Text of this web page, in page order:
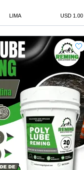
LIMA USD 1.00